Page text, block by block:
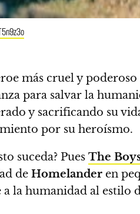
más cruel y
para salvar la
y sacrificando su
por su heroísmo.
suceda? Pues The
de Homelander en
la humanidad al estilo